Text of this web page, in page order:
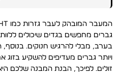
גברים מחפשים בגדים שיכולים
בערב, מבלי להרגיש חנוקים.
ויותר גברים מעדיפים להשקיע בזוג
זולים. לפיכך, הבנת המבנה שלכם